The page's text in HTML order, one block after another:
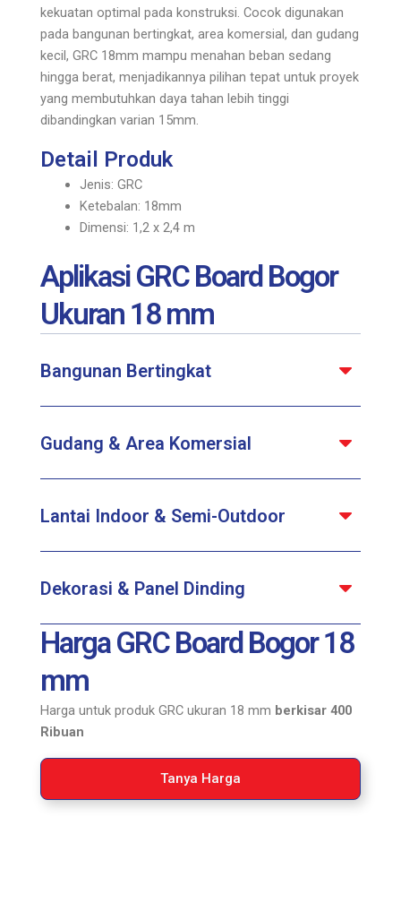
kekuatan optimal pada konstruksi. Cocok digunakan
pada bangunan bertingkat, area komersial, dan gudang
kecil, GRC 18mm mampu menahan beban sedang
hingga berat, menjadikannya pilihan tepat untuk proyek
yang membutuhkan daya tahan lebih tinggi
dibandingkan varian 15mm.
Detail Produk
Jenis: GRC
Ketebalan: 18mm
Dimensi: 1,2 x 2,4 m
Aplikasi GRC Board Bogor
Ukuran 18 mm
Bangunan Bertingkat
Gudang & Area Komersial
Lantai Indoor & Semi-Outdoor
Dekorasi & Panel Dinding
Harga GRC Board Bogor 18
mm
Harga untuk produk GRC ukuran 18 mm berkisar 400
Ribuan
Tanya Harga